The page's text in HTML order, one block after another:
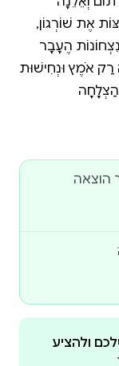
אֶת שׁוֹרְגוֹן,
הֶעָבָר
רַק אֹמֶץ וּנְחִישׁוּת
הַצְלָחָה
יְצוּרִים
שֶׁל אֹמֶץ לֵב
הוצאה
ולהציע